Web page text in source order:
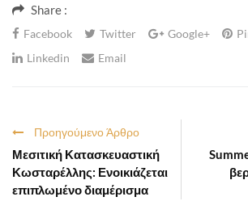
Share :
Facebook Twitter Google+
Linkedin
Email
Προηγούμενο Άρθρο
Μεσιτική Κατασκευαστική
Κωσταρέλλης: Ενοικιάζεται
επιπλωμένο διαμέρισμα